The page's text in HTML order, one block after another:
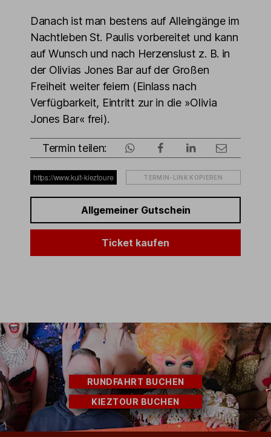
Danach ist man bestens auf Alleingänge im
Nachtleben St. Paulis vorbereitet und kann
auf Wunsch und nach Herzenslust z. B. in
der Olivias Jones Bar auf der Großen
Freiheit weiter feiern (Einlass nach
Verfügbarkeit, Eintritt zur in die »Olivia
Jones Bar« frei).
Termin teilen:
TERMIN-LINK KOPIEREN
Allgemeiner Gutschein
Ticket kaufen
RUNDFAHRT BUCHEN
KIEZTOUR BUCHEN